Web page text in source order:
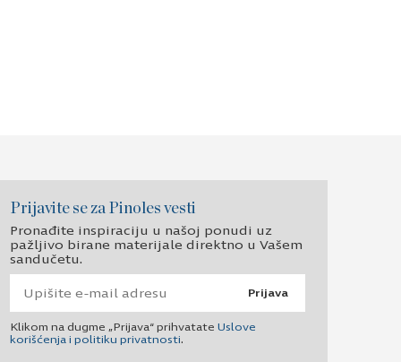
Prijavite se za Pinoles vesti
Pronađite inspiraciju u našoj ponudi uz
pažljivo birane materijale direktno u Vašem
sandučetu.
Prijava
Klikom na dugme „Prijava“ prihvatate Uslove
korišćenja i politiku privatnosti.